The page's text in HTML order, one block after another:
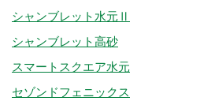
シャンブレット水元Ⅱ
シャンブレット高砂
スマートスクエア水元
セゾンドフェニックス